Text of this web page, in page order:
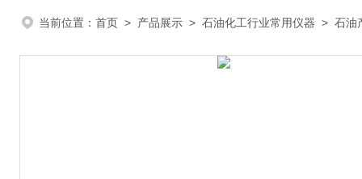
当前位置： 首页 > 产品展示 > 石油化工行业常用仪器 > 石油